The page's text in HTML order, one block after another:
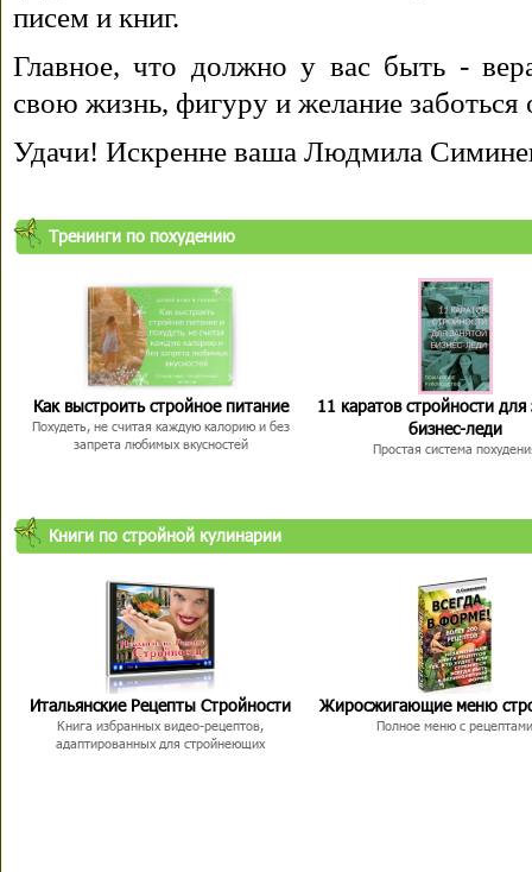
писем и книг.
Главное, что должно у вас быть -
свою жизнь, фигуру и желание заботься
Удачи! Искренне ваша Людмила
Тренинги по похудению
Как выстроить стройное питание
Похудеть, не считая каждую калорию и без
запрета любимых вкусностей
11 каратов стройности для
бизнес-леди
Простая система
Книги по стройной кулинарии
Итальянские Рецепты Стройности
Книга избранных видео-рецептов,
адаптированных для стройнеющих
Жиросжигающие меню
Полное меню с рецептами